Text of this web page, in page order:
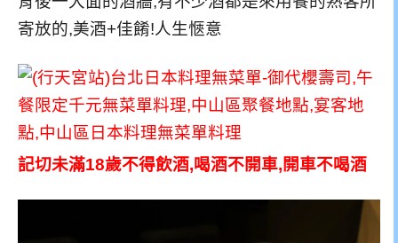
寄放的,美酒+佳餚!人生愜意
記切未滿18歲不得飲酒,喝酒不開車,開車不喝酒